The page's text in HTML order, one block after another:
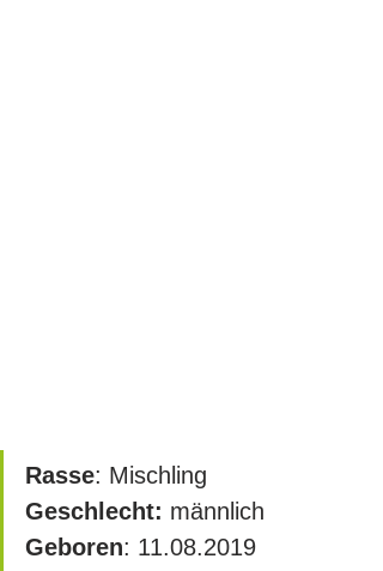
Rasse: Mischling
Geschlecht: männlich
Geboren: 11.08.2019